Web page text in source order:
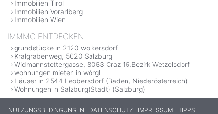
Immobilien Tirol
Immobilien Vorarlberg
Immobilien Wien
IMMMO ENTDECKEN
grundstücke in 2120 wolkersdorf
Kralgrabenweg, 5020 Salzburg
Widmannstettergasse, 8053 Graz 15.Bezirk Wetzelsdorf
wohnungen mieten in wörgl
Häuser in 2544 Leobersdorf (Baden, Niederösterreich)
Wohnungen in Salzburg(Stadt) (Salzburg)
NUTZUNGSBEDINGUNGEN DATENSCHUTZ IMPRESSUM
TIPPS